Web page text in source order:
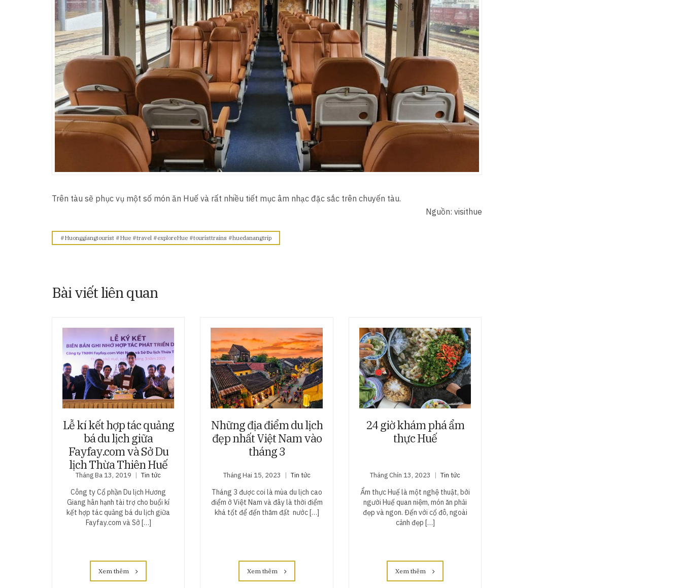
Trên tàu sẽ phục vụ một số món ăn Huế và rất nhiều tiết mục âm nhạc đặc sắc trên chuyến tàu.
Nguồn: visithue
#Huonggiangtourist #Hue #travel #exploreHue #touristtrains #huedanangtrip
Bài viết liên quan
Lễ kí kết hợp tác quảng
bá du lịch giữa
Fayfay.com và Sở Du
lịch Thừa Thiên Huế
Tháng Ba 13, 2019 Tin tức
Công ty Cổ phần Du lịch Hương
Giang hân hạnh tài trợ cho buổi kí
kết hợp tác quảng bá du lịch giữa
Fayfay.com và Sở […]
Xem thêm
Những địa điểm du lịch
đẹp nhất Việt Nam vào
tháng 3
Tháng Hai 15, 2023 Tin tức
Tháng 3 được coi là mùa du lịch cao
điểm ở Việt Nam và đây là thời điểm
khá tốt để đến thăm đất nước […]
Xem thêm
24 giờ khám phá ẩm
thực Huế
Tháng Chín 13, 2023 Tin tức
Ẩm thực Huế là một nghệ thuật, bởi
người Huế quan niệm, món ăn phải
đẹp và ngon. Đến với cố đô, ngoài
cảnh đẹp […]
Xem thêm